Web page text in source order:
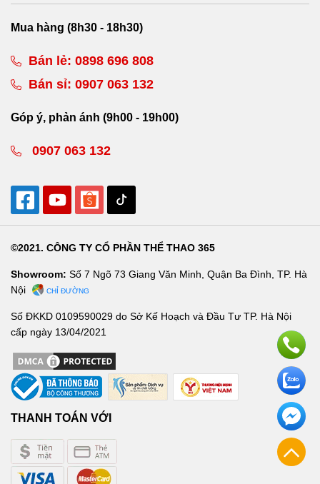
Mua hàng (8h30 - 18h30)
Bán lẻ: 0898 696 808
Bán sỉ: 0907 063 132
Góp ý, phản ánh (9h00 - 19h00)
0907 063 132
©2021. CÔNG TY CỔ PHẦN THỂ THAO 365
Showroom: Số 7 Ngõ 73 Giang Văn Minh, Quận Ba Đình, TP. Hà
Nội
CHỈ ĐƯỜNG
Số ĐKKD 0109590029 do Sở Kế Hoạch và Đầu Tư TP. Hà Nội
cấp ngày 13/04/2021
THANH TOÁN VỚI